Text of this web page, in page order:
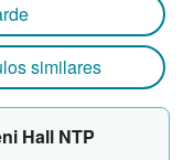
similares
Hall NTP